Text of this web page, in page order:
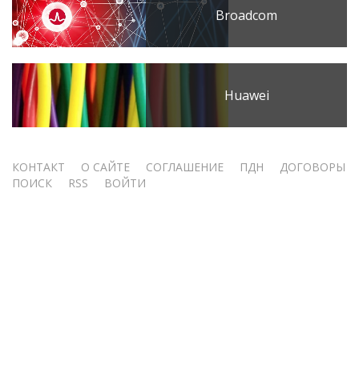
Broadcom
Huawei
Меню
КОНТАКТ О САЙТЕ СОГЛАШЕНИЕ ПДН
ДОГОВОРЫ
ПОИСК
RSS ВОЙТИ